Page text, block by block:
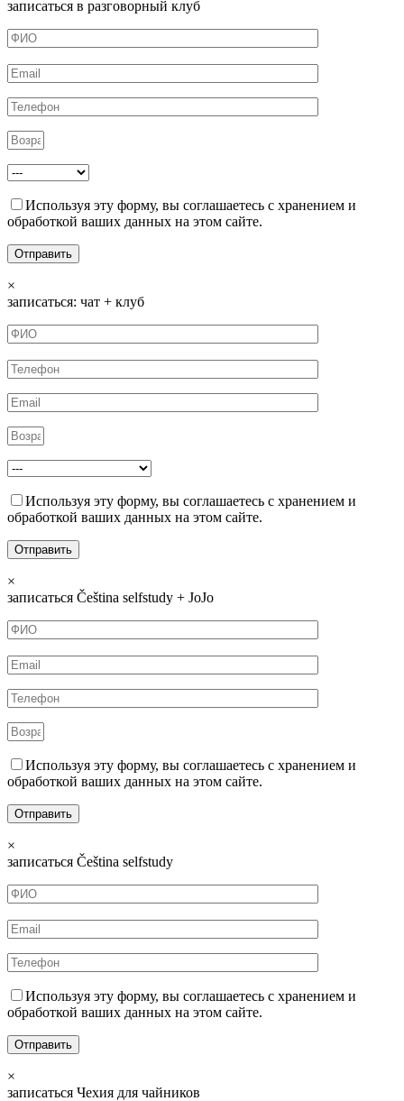
записаться в разговорный клуб
Используя эту форму, вы соглашаетесь с хранением и
обработкой ваших данных на этом сайте.
×
записаться: чат + клуб
Используя эту форму, вы соглашаетесь с хранением и
обработкой ваших данных на этом сайте.
×
записаться Čeština selfstudy + JoJo
Используя эту форму, вы соглашаетесь с хранением и
обработкой ваших данных на этом сайте.
×
записаться Čeština selfstudy
Используя эту форму, вы соглашаетесь с хранением и
обработкой ваших данных на этом сайте.
×
записаться Чехия для чайников